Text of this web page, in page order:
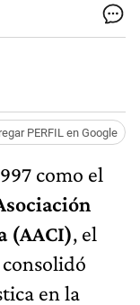
PERFIL en Google
como el
(AACI), el
consolidó
en la